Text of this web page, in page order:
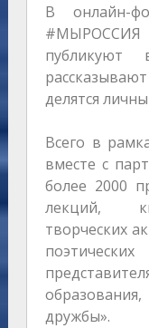
В онлайн-
#МЫРОССИЯ
публикуют
делятся
Всего в
вместе с
более 2000
лекций,
творческих
дружбы».